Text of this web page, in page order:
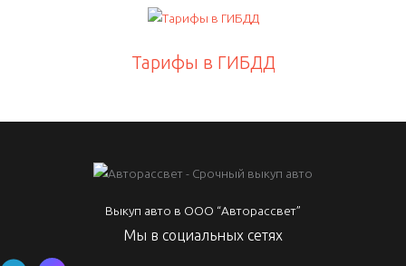
Тарифы в ГИБДД
Выкуп авто в ООО “Авторассвет”
Мы в социальных сетях